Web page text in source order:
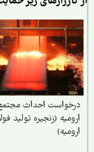
احداث مجتمع فولاد
(زنجیره تولید فولاد در